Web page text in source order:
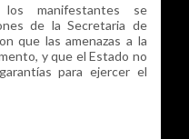
manifestantes se
de la Secretaria de
que las amenazas a la
y que el Estado no
para ejercer el